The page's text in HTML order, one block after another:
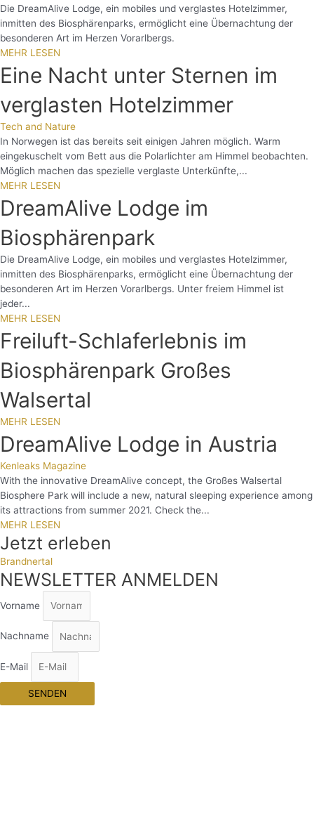
Die DreamAlive Lodge, ein mobiles und verglastes Hotelzimmer,
inmitten des Biosphärenparks, ermöglicht eine Übernachtung der
besonderen Art im Herzen Vorarlbergs.
MEHR LESEN
Eine Nacht unter Sternen im
verglasten Hotelzimmer
Tech and Nature
In Norwegen ist das bereits seit einigen Jahren möglich. Warm
eingekuschelt vom Bett aus die Polarlichter am Himmel beobachten.
Möglich machen das spezielle verglaste Unterkünfte,...
MEHR LESEN
DreamAlive Lodge im
Biosphärenpark
Die DreamAlive Lodge, ein mobiles und verglastes Hotelzimmer,
inmitten des Biosphärenparks, ermöglicht eine Übernachtung der
besonderen Art im Herzen Vorarlbergs. Unter freiem Himmel ist
jeder...
MEHR LESEN
Freiluft-Schlaferlebnis im
Biosphärenpark Großes
Walsertal
MEHR LESEN
DreamAlive Lodge in Austria
Kenleaks Magazine
With the innovative DreamAlive concept, the Großes Walsertal
Biosphere Park will include a new, natural sleeping experience among
its attractions from summer 2021. Check the...
MEHR LESEN
Jetzt erleben
Brandnertal
NEWSLETTER ANMELDEN
Vorname
Nachname
E-Mail
SENDEN